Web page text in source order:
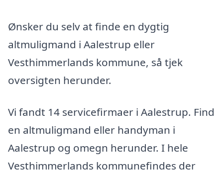
Ønsker du selv at finde en dygtig
altmuligmand i Aalestrup eller
Vesthimmerlands kommune, så tjek
oversigten herunder.
Vi fandt 14 servicefirmaer i Aalestrup. Find
en altmuligmand eller handyman i
Aalestrup og omegn herunder. I hele
Vesthimmerlands kommunefindes der